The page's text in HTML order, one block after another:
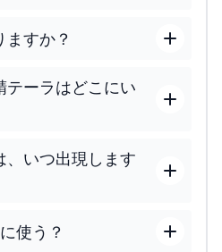
すか？
テーラはどこにい
、いつ出現します
使う？